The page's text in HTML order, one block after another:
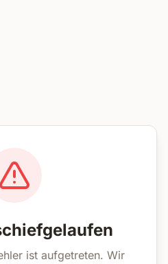
ist aufgetreten. Wir